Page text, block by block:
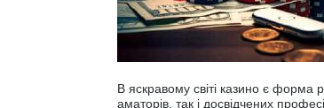
В яскравому світі казино є форма
аматорів, так і досвідчених